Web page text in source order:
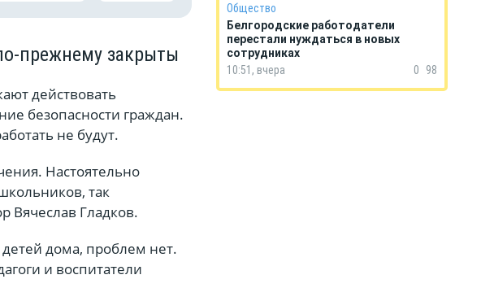
прежнему закрыты
действовать
безопасности граждан.
не будут.
Настоятельно
так
Вячеслав Гладков.
дома, проблем нет.
и воспитатели
Общество
Белгородские работодатели
перестали нуждаться в новых
сотрудниках
10:51, вчера
0 98